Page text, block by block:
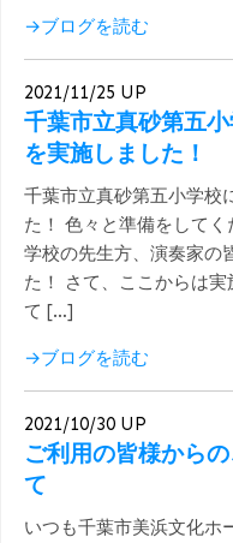
→ブログを読む
2021/11/25 UP
千葉市立真砂第五
を実施しました！
千葉市立真砂第五小学校
た！ 色々と準備をして
学校の先生方、演奏家の
た！ さて、ここからは
て […]
→ブログを読む
2021/10/30 UP
ご利用の皆様から
て
いつも千葉市美浜文化ホ